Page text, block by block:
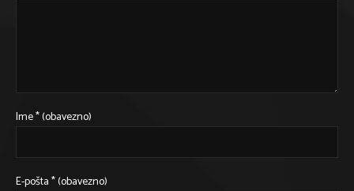
Ime* (obavezno)
E-pošta* (obavezno)